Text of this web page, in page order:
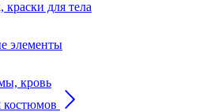
краски для тела
элементы
кровь
костюмов